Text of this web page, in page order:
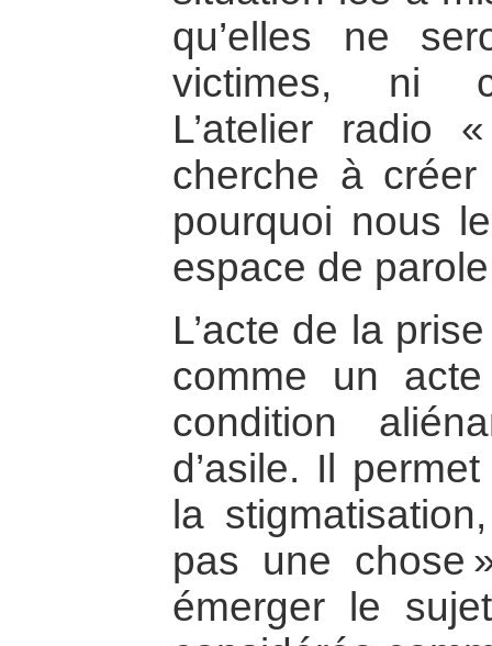
qu’elles ne
victimes, ni
L’atelier radio
cherche à créer
pourquoi nous
espace de
L’acte de la
comme un
condition
d’asile. Il
la
pas une chose
émerger le